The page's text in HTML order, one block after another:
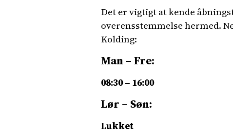
Det er vigtigt at kende
overensstemmelse hermed.
Kolding:
Man – Fre:
08:30 – 16:00
Lør – Søn:
Lukket